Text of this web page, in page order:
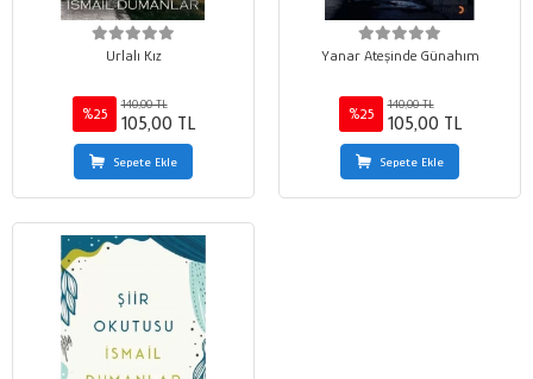
Urlalı Kız
%25
140,00 TL
105,00 TL
Sepete Ekle
Yanar Ateşinde Günahım
%25
140,00 TL
105,00 TL
Sepete Ekle